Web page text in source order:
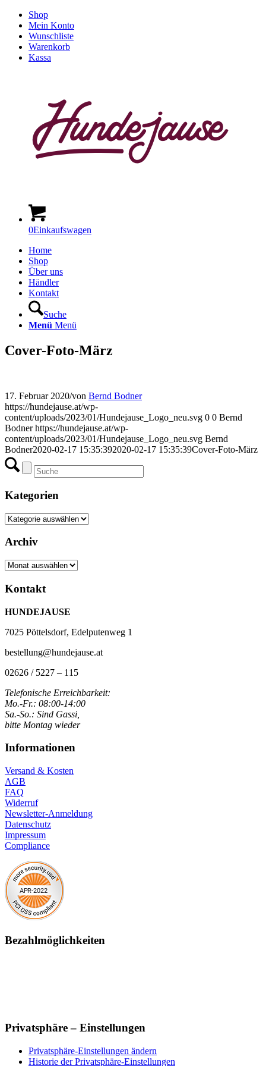
Shop
Mein Konto
Wunschliste
Warenkorb
Kassa
0Einkaufswagen
Home
Shop
Über uns
Händler
Kontakt
Suche
Menü Menü
Cover-Foto-März
17. Februar 2020/von Bernd Bodner
https://hundejause.at/wp-
content/uploads/2023/01/Hundejause_Logo_neu.svg 0 0 Bernd
Bodner https://hundejause.at/wp-
content/uploads/2023/01/Hundejause_Logo_neu.svg Bernd
Bodner2020-02-17 15:35:392020-02-17 15:35:39Cover-Foto-März
Kategorien
Kategorien
Archiv
Archiv
Kontakt
HUNDEJAUSE
7025 Pöttelsdorf, Edelputenweg 1
bestellung@hundejause.at
02626 / 5227 – 115
Telefonische Erreichbarkeit:
Mo.-Fr.: 08:00-14:00
Sa.-So.: Sind Gassi,
bitte Montag wieder
Informationen
Versand & Kosten
AGB
FAQ
Widerruf
Newsletter-Anmeldung
Datenschutz
Impressum
Compliance
Bezahlmöglichkeiten
Privatsphäre – Einstellungen
Privatsphäre-Einstellungen ändern
Historie der Privatsphäre-Einstellungen